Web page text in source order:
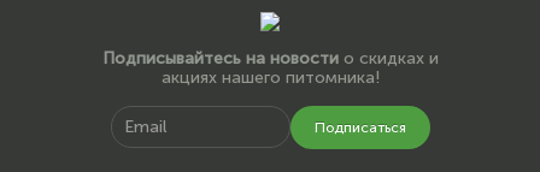
Подписывайтесь на новостио скидках и
акциях нашего питомника!
Подписаться